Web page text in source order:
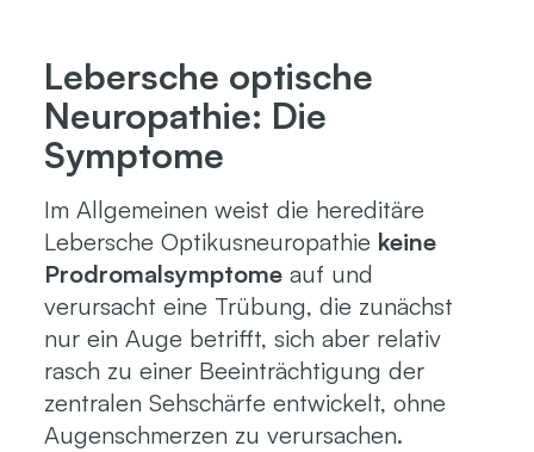
Lebersche optische
Neuropathie: Die
Symptome
Im Allgemeinen weist die hereditäre
Lebersche Optikusneuropathie keine
Prodromalsymptomeauf und
verursacht eine Trübung, die zunächst
nur ein Auge betrifft, sich aber relativ
rasch zu einer Beeinträchtigung der
zentralen Sehschärfe entwickelt, ohne
Augenschmerzen zu verursachen.